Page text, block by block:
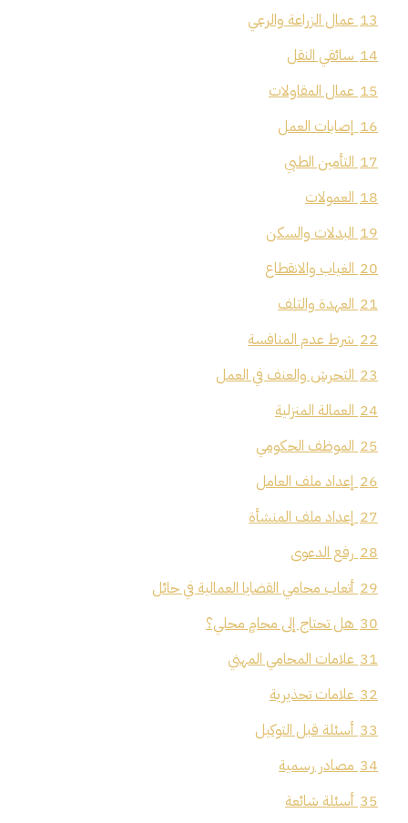
13 عمال الزراعة والرعي
14 سائقي النقل
15 عمال المقاولات
16 إصابات العمل
17 التأمين الطبي
18 العمولات
19 البدلات والسكن
20 الغياب والانقطاع
21 العهدة والتلف
22 شرط عدم المنافسة
23 التحرش والعنف في العمل
24 العمالة المنزلية
25 الموظف الحكومي
26 إعداد ملف العامل
27 إعداد ملف المنشأة
28 رفع الدعوى
29 أتعاب محامي القضايا العمالية في حائل
30 هل تحتاج إلى محامٍ محلي؟
31 علامات المحامي المهني
32 علامات تحذيرية
33 أسئلة قبل التوكيل
34 مصادر رسمية
35 أسئلة شائعة